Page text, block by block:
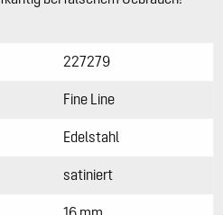
227279
Fine Line
Edelstahl
satiniert